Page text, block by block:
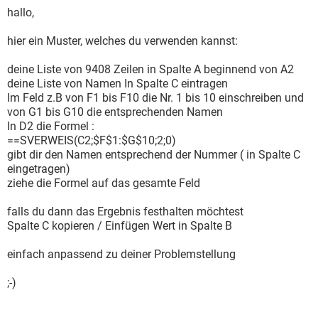
hallo,
hier ein Muster, welches du verwenden kannst:
deine Liste von 9408 Zeilen in Spalte A beginnend von A2
deine Liste von Namen In Spalte C eintragen
Im Feld z.B von F1 bis F10 die Nr. 1 bis 10 einschreiben und
von G1 bis G10 die entsprechenden Namen
In D2 die Formel :
==SVERWEIS(C2;$F$1:$G$10;2;0)
gibt dir den Namen entsprechend der Nummer ( in Spalte C
eingetragen)
ziehe die Formel auf das gesamte Feld
falls du dann das Ergebnis festhalten möchtest
Spalte C kopieren / Einfügen Wert in Spalte B
einfach anpassend zu deiner Problemstellung
;-)